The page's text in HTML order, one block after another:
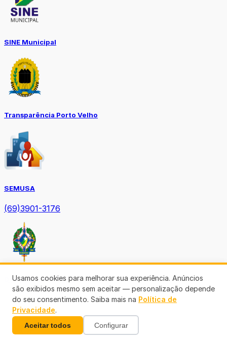
SINE Municipal
Transparência Porto Velho
SEMUSA
(69)3901-3176
Diário Oficial TCE-RO
Usamos cookies para melhorar sua experiência. Anúncios
são exibidos mesmo sem aceitar — personalização depende
do seu consentimento. Saiba mais na Política de
Privacidade.
Aceitar todos Configurar